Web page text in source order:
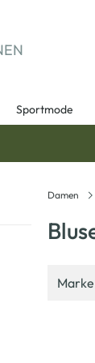
Sportmode
Damen
Marke